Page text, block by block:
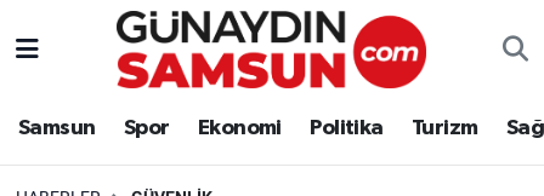
Samsun Spor Ekonomi Politika Turizm
Samsun
Nöbetçi Eczaneler